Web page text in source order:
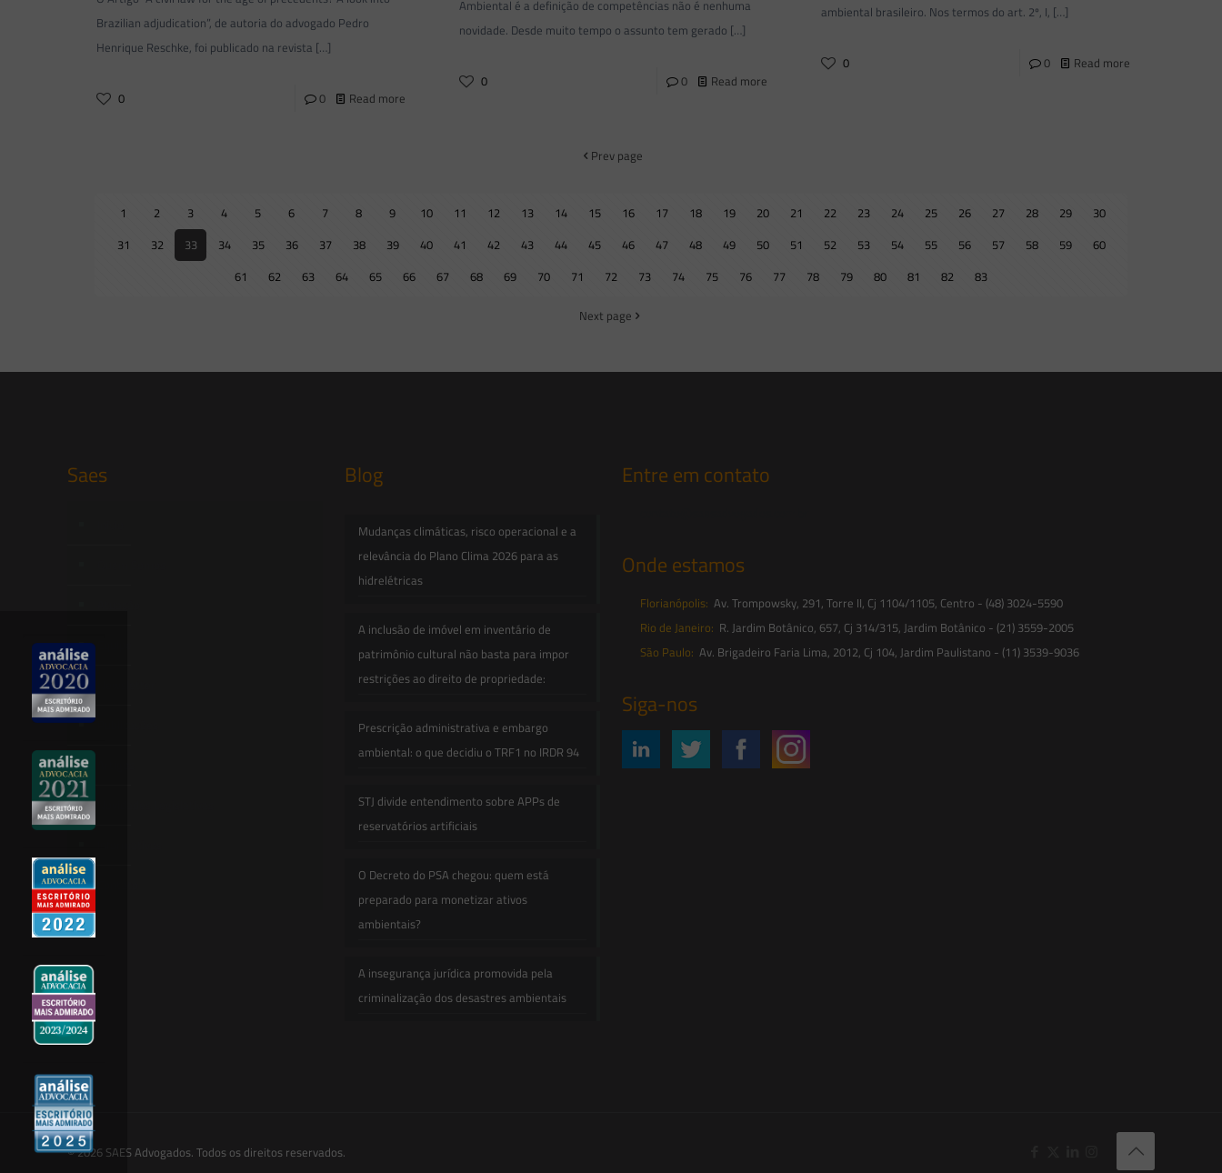
Brazilian adjudication”, de autoria do advogado Pedro
Henrique Reschke, foi publicado na revista […]
0 0 Read more
Ambiental é a definição de competências não é nenhuma
novidade. Desde muito tempo o assunto tem gerado […]
0 0 Read more
ambiental brasileiro. Nos termos do art. 2º, I, […]
0 0 Read more
Prev page
1 2 3 4 5 6 7 8 9 10 11 12 13 14 15 16 17 18 19 20 21 22 23 24 25 26 27 28 29
30
31
32 33 34 35 36 37 38 39 40 41 42 43 44 45 46 47 48 49 50 51 52 53 54 55 56 57 58 59
60
61
62 63 64 65 66 67 68 69 70 71 72 73 74 75 76 77 78 79 80 81 82 83
Next page
Saes Blog
Mudanças climáticas, risco operacional e a
relevância do Plano Clima 2026 para as
hidrelétricas
A inclusão de imóvel em inventário de
patrimônio cultural não basta para impor
restrições ao direito de propriedade:
Prescrição administrativa e embargo
ambiental: o que decidiu o TRF1 no IRDR 94
STJ divide entendimento sobre APPs de
reservatórios artificiais
O Decreto do PSA chegou: quem está
preparado para monetizar ativos
ambientais?
A insegurança jurídica promovida pela
criminalização dos desastres ambientais
Entre em contato
Onde estamos
Florianópolis: Av. Trompowsky, 291, Torre II, Cj 1104/1105, Centro - (48) 3024-5590
Rio de Janeiro: R. Jardim Botânico, 657, Cj 314/315, Jardim Botânico - (21) 3559-2005
São Paulo: Av. Brigadeiro Faria Lima, 2012, Cj 104, Jardim Paulistano - (11) 3539-9036
Siga-nos
© 2026 SAES Advogados. Todos os direitos reservados.